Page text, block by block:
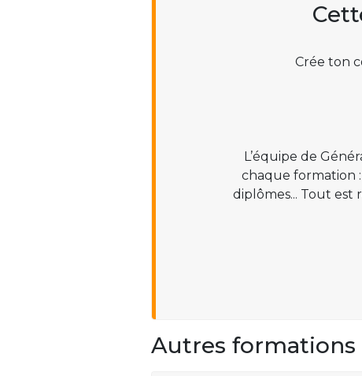
Crée ton
L’équipe de
chaque formation :
diplômes... Tout est
Autres formations